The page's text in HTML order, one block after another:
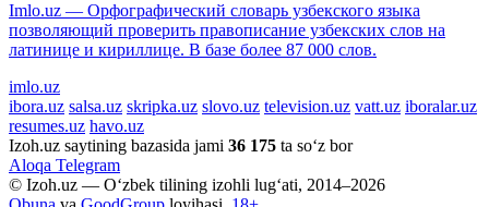
Imlo.uz — Орфографический словарь узбекского языка
позволяющий проверить правописание узбекских слов на
латинице и кириллице. В базе более 87 000 слов.
imlo.uz
ibora.uz salsa.uz skripka.uz slovo.uz television.uz vatt.uz iboralar.uz
resumes.uz havo.uz
Izoh.uz saytining bazasida jami 36 175 ta so‘z bor
Aloqa Telegram
© Izoh.uz — O‘zbek tilining izohli lug‘ati, 2014–2026